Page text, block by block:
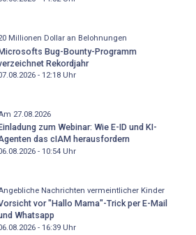
Millionen Dollar an Belohnungen
Bug-Bounty-Programm
Rekordjahr
- 12:18Uhr
27.08.2026
zum Webinar: Wie E-ID und KI-
das cIAM herausfordern
- 10:54Uhr
Nachrichten vermeintlicher Kinder
vor "Hallo Mama"-Trick per E-Mail
Whatsapp
- 16:39Uhr